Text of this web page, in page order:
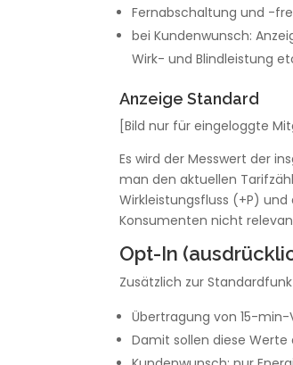
Fernabschaltung und -
bei Kundenwunsch:
Wirk- und Blindleistung
Anzeige Standard
[Bild nur für eingeloggte
Es wird der Messwert der
man den aktuellen
Wirkleistungsfluss (+P)
Konsumenten nicht
Opt-In
Zusätzlich zur
Übertragung von 15-min-
Damit sollen diese